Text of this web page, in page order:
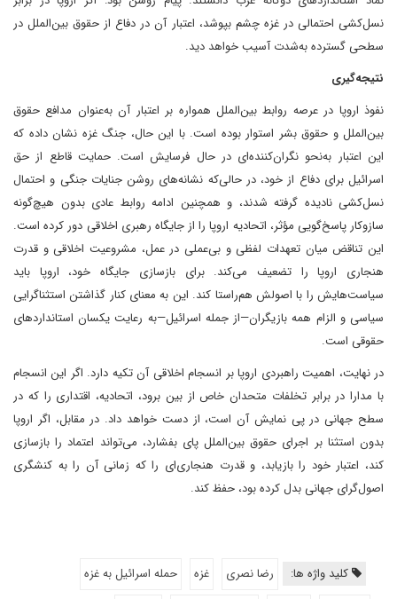
نسل‌کشی احتمالی در غزه چشم بپوشد، اعتبار آن در دفاع از حقوق بین‌الملل در
سطحی گسترده به‌شدت آسیب خواهد دید.
نتیجه‌گیری
نفوذ اروپا در عرصه روابط بین‌الملل همواره بر اعتبار آن به‌عنوان مدافع حقوق
بین‌الملل و حقوق بشر استوار بوده است. با این حال، جنگ غزه نشان داده که
این اعتبار به‌نحو نگران‌کننده‌ای در حال فرسایش است. حمایت قاطع از حق
اسرائیل برای دفاع از خود، در حالی‌که نشانه‌های روشن جنایات جنگی و احتمال
نسل‌کشی نادیده گرفته شدند، و همچنین ادامه روابط عادی بدون هیچ‌گونه
سازوکار پاسخ‌گویی مؤثر، اتحادیه اروپا را از جایگاه رهبری اخلاقی دور کرده است.
این تناقض میان تعهدات لفظی و بی‌عملی در عمل، مشروعیت اخلاقی و قدرت
هنجاری اروپا را تضعیف می‌کند. برای بازسازی جایگاه خود، اروپا باید
سیاست‌هایش را با اصولش هم‌راستا کند. این به معنای کنار گذاشتن استثناگرایی
سیاسی و الزام همه بازیگران—از جمله اسرائیل—به رعایت یکسان استانداردهای
حقوقی است.
در نهایت، اهمیت راهبردی اروپا بر انسجام اخلاقی آن تکیه دارد. اگر این انسجام
با مدارا در برابر تخلفات متحدان خاص از بین برود، اتحادیه، اقتداری را که در
سطح جهانی در پی نمایش آن است، از دست خواهد داد. در مقابل، اگر اروپا
بدون استثنا بر اجرای حقوق بین‌الملل پای بفشارد، می‌تواند اعتماد را بازسازی
کند، اعتبار خود را بازیابد، و قدرت هنجاری‌ای را که زمانی آن را به کنشگری
اصول‌گرای جهانی بدل کرده بود، حفظ کند.
کلید واژه ها: رضا نصری غزه
حمله اسرائیل به غزه